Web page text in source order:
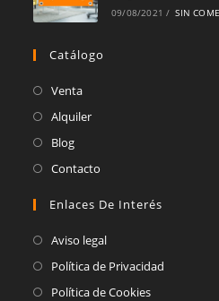
09/08/2021 / SIN
Catálogo
VentaSe
abre
nueva
pestaña
AlquilerSe
nueva
BlogSe
abre
una
pestaña
Contacto
en
una
Enlaces De Interés
Aviso legal
Política de Privacidad
Política de Cookies